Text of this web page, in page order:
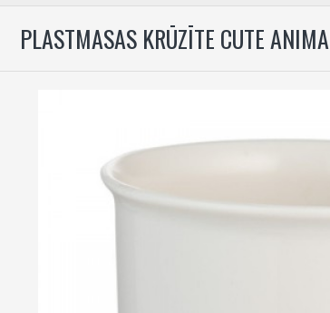
PLASTMASAS KRŪZĪTE CUTE